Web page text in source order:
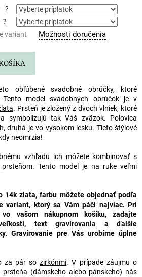
?
?
variant Možnosti doručenia
obľúbené svadobné obrúčky, ktoré
Tento modelsvadobných obrúčokje v
. Prsteň je zložený z dvoch vlniek, ktoré
symbolizujú tak Váš zväzok. Polovica
, druhá je vo vysokom lesku. Tieto štýlové
neomrzia!
vzhľadu ich môžete kombinovať s
Tento model je na ruke veľmi
14k zlata, farbu môžete objednať podľa
variant, ktorý sa Vám páči najviac. Pri
vo vašom nákupnom košíku, zadajte
text gravírovania a ďalšie
Gravírovanie pre Vás urobíme úplne
za pár sozirkónmi. V prípade záujmu o
(dámskeho alebo pánskeho) nás